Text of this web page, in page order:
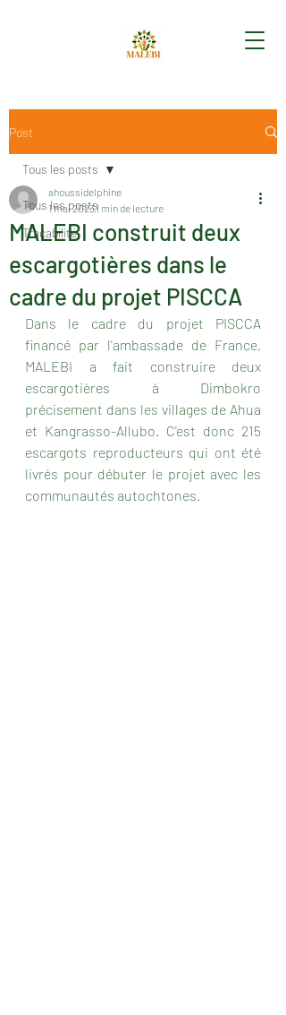
Post
Tous les posts
Traçabilité
Tous les posts
MALEBI construit deux
escargotières dans le
cadre du projet PISCCA
ahoussidelphine
1 mai 20231 min de lecture
Dans le cadre du projet PISCCA
financé par l'ambassade de France,
MALEBI a fait construire deux
escargotières à Dimbokro
précisement dans les villages de Ahua
et Kangrasso-Allubo. C'est donc 215
escargots reproducteurs qui ont été
livrés pour débuter le projet avec les
communautés autochtones.